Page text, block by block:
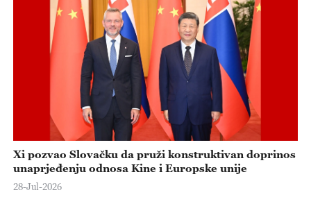
Xi pozvao Slovačku da pruži konstruktivan doprinos
unaprjeđenju odnosa Kine i Europske unije
28-Jul-2026